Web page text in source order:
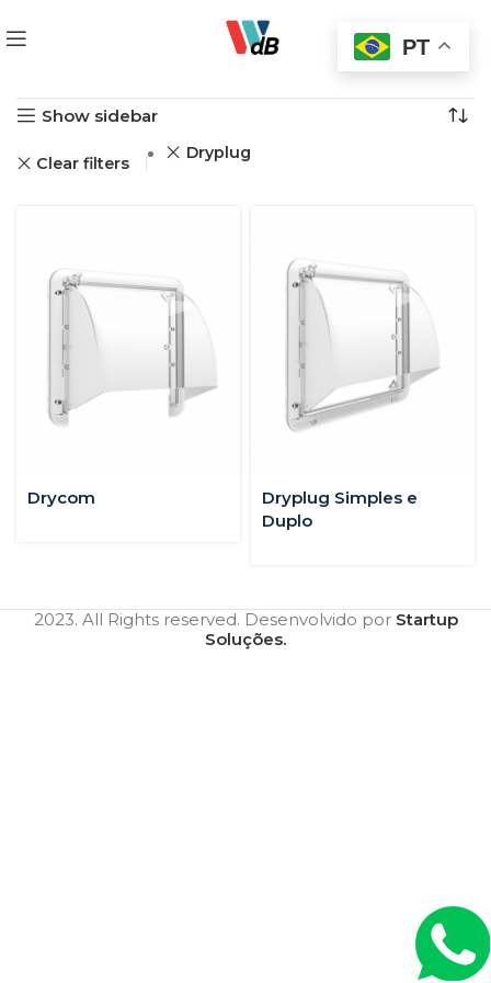
Mostrando todos os 2 resultados
Show sidebar
Clear filters
Dryplug
Drycom
Dryplug Simples e
Duplo
2023. All Rights reserved. Desenvolvido por Startup
Soluções.
PT